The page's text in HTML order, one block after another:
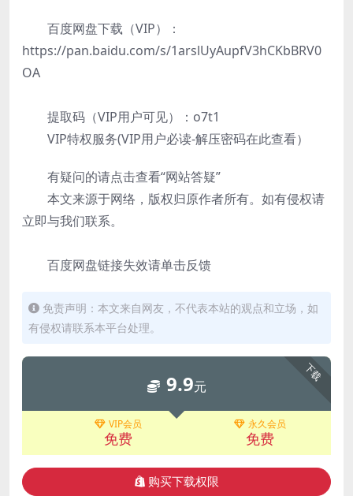
百度网盘下载（VIP）：
https://pan.baidu.com/s/1arslUyAupfV3hCKbBRV0
OA
提取码（VIP用户可见）：o7t1
VIP特权服务(VIP用户必读-解压密码在此查看）
有疑问的请点击查看“网站答疑”
本文来源于网络，版权归原作者所有。如有侵权请
立即与我们联系。
百度网盘链接失效请单击反馈
免责声明：本文来自网友，不代表本站的观点和立场，如
有侵权请联系本平台处理。
下载
9.9元
VIP会员
免费
永久会员
免费
购买下载权限